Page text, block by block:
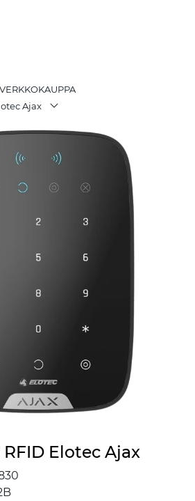
VERKKOKAUPPA
Ajax
Elotec Ajax